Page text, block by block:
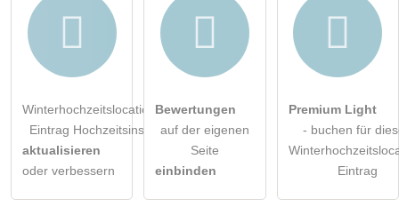
Winterhochzeitslocation-
Eintrag Hochzeitsinsel
aktualisieren
oder verbessern
Bewertungen
auf der eigenen
Seite
einbinden
Premium Light
- buchen für
Eintrag